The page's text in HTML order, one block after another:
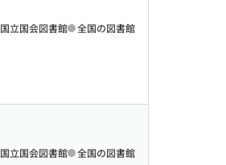
国立国会図書館 全国の図書館
国立国会図書館 全国の図書館